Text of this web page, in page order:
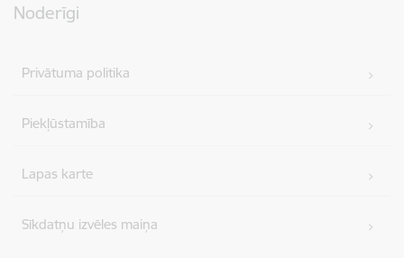
Noderīgi
Privātuma politika
Piekļūstamība
Lapas karte
Sīkdatņu izvēles maiņa